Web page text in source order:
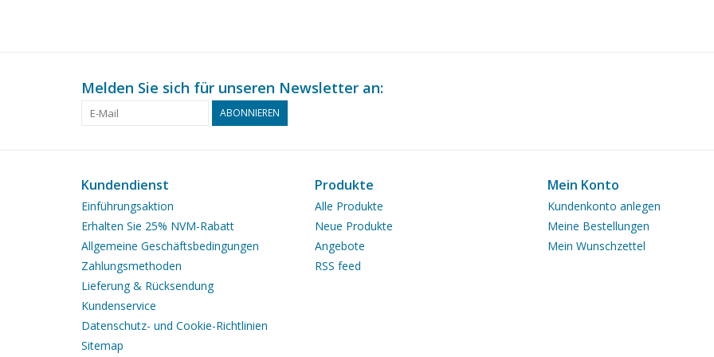
Melden Sie sich für unseren Newsletter an:
ABONNIEREN
Kundendienst
Einführungsaktion
Erhalten Sie 25% NVM-Rabatt
Allgemeine Geschäftsbedingungen
Zahlungsmethoden
Lieferung & Rücksendung
Kundenservice
Datenschutz- und Cookie-Richtlinien
Sitemap
Produkte
Alle Produkte
Neue Produkte
Angebote
RSS feed
Mein Konto
Kundenkonto anlegen
Meine Bestellungen
Mein Wunschzettel